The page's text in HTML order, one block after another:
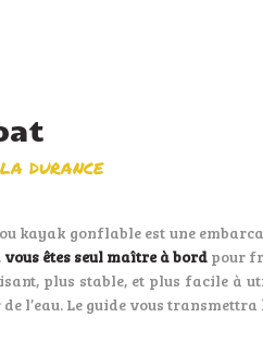
LA DURANCE
kayak gonflable est une
vous êtes seul maître à bord pour
plus stable, et plus facile à
l’eau. Le guide vous